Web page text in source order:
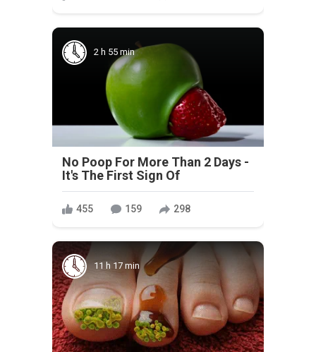
2 h 55 min
No Poop For More Than 2 Days -
It's The First Sign Of
455 159 298
11 h 17 min